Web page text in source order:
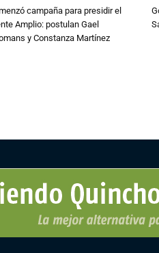
campaña para presidir el
Amplio: postulan Gael
y Constanza Martínez